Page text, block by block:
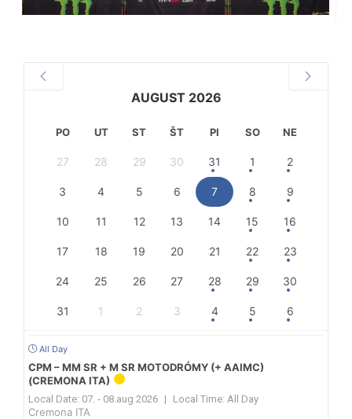
AUGUST 2026
PO UT ST ŠT PI SO NE
27 28 29 30 31 1 2
3 4 5 6 7 8 9
10 11 12 13 14 15 16
17 18 19 20 21 22 23
24 25 26 27 28 29 30
31 1 2 3 4 5 6
All Day
CPM – MM SR + M SR MOTODRÓMY (+ AAIMC)
(CREMONA ITA)
Local Date: 07. - 08.aug 2026 | Local Time: All Day
Cremona ITA